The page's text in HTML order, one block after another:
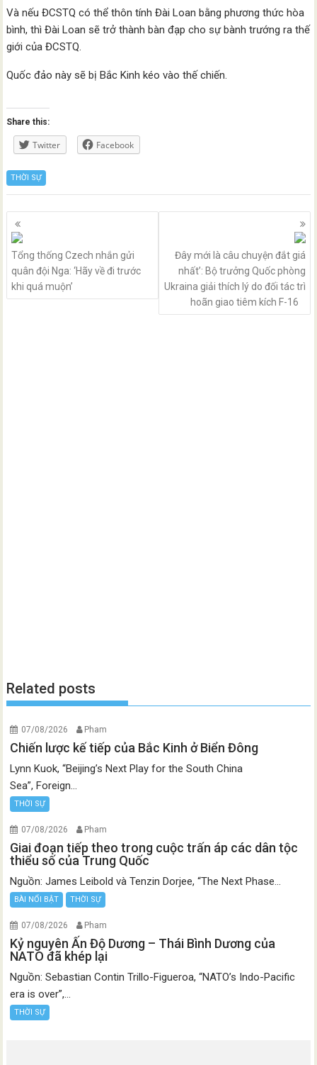
Và nếu ĐCSTQ có thể thôn tính Đài Loan bằng phương thức hòa
bình, thì Đài Loan sẽ trở thành bàn đạp cho sự bành trướng ra thế
giới của ĐCSTQ.
Quốc đảo này sẽ bị Bắc Kinh kéo vào thế chiến.
Share this:
Twitter Facebook
THỜI SỰ
Posts
navigation
Tổng thống Czech nhắn gửi
quân đội Nga: ‘Hãy về đi trước
khi quá muộn’
Đây mới là câu chuyện đắt giá
nhất’: Bộ trưởng Quốc phòng
Ukraina giải thích lý do đối tác trì
hoãn giao tiêm kích F-16
Related posts
07/08/2026 Pham
Chiến lược kế tiếp của Bắc Kinh ở Biển Đông
Lynn Kuok, “Beijing’s Next Play for the South China
Sea”, Foreign...
THỜI SỰ
07/08/2026 Pham
Giai đoạn tiếp theo trong cuộc trấn áp các dân tộc
thiểu số của Trung Quốc
Nguồn: James Leibold và Tenzin Dorjee, “The Next Phase...
BÀI NỔI BẬT THỜI SỰ
07/08/2026 Pham
Kỷ nguyên Ấn Độ Dương – Thái Bình Dương của
NATO đã khép lại
Nguồn: Sebastian Contin Trillo-Figueroa, “NATO’s Indo-Pacific
era is over”,...
THỜI SỰ